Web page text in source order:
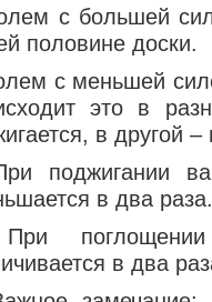
с большей
половине доски.
с меньшей
это в
в другой –
поджигании
в два раза.
поглощении
в два